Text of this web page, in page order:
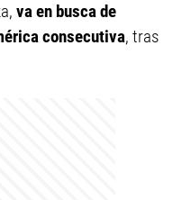
va en busca de
consecutiva, tras